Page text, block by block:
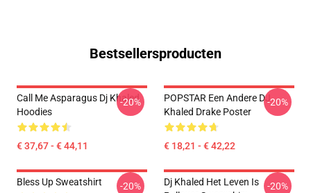
Bestsellersproducten
Call Me Asparagus Dj Khaled
Hoodies
€ 37,67 - € 44,11
-20%
POPSTAR Een Andere DJ
Khaled Drake Poster
€ 18,21 - € 42,22
-20%
Bless Up Sweatshirt -20%
Dj Khaled Het Leven Is
-20%